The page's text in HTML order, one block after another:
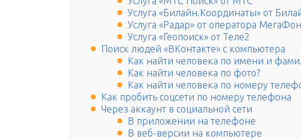
Услуга «Билайн.Координаты» от
Услуга «Радар» от оператора МегаФон
Услуга «Геопоиск» от Теле2
Поиск людей «ВКонтакте» с компьютера
Как найти человека по имени и
Как найти человека по фото?
Как найти человека по номеру
Как пробить соцсети по номеру телефона
Через аккаунт в социальной сети
В приложении на телефоне
В веб-версии на компьютере